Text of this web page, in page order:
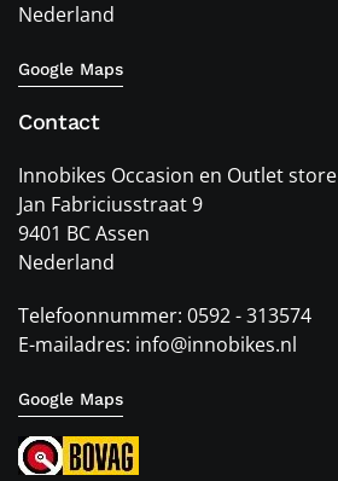
Nederland
Google Maps
Contact
Innobikes Occasion en Outlet store
Jan Fabriciusstraat 9
9401 BC Assen
Nederland
Telefoonnummer: 0592 - 313574
E-mailadres: info@innobikes.nl
Google Maps